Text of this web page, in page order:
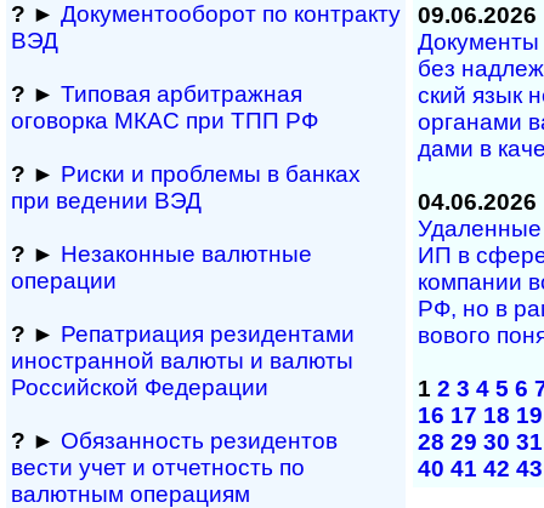
? ► Документооборот по контракту
ВЭД
? ► Типовая арбитражная
оговорка МКАС при ТПП РФ
? ► Риски и проблемы в банках
при ведении ВЭД
? ► Незаконные валютные
операции
? ► Репатриация ре­зи­ден­та­ми
иностранной ва­лю­ты и валюты
Рос­сий­ской Федерации
? ► Обязанность резиден­тов
вести учет и отчетность по
валютным операциям
09.06.2026
Документы
без
ский язык
ор­га­на­ми
да­ми в
04.06.2026
Удаленные
ИП в
ком­па­нии
РФ, но в
во­во­го
1 2 3 4 5 6
16 17 18 19
28 29 30 31
40 41 42 43